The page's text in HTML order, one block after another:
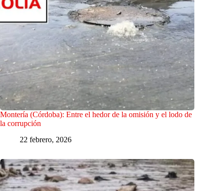
Montería (Córdoba): Entre el hedor de la omisión y el lodo de
la corrupción
22 febrero, 2026